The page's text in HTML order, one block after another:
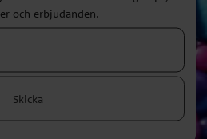
och erbjudanden.
Skicka